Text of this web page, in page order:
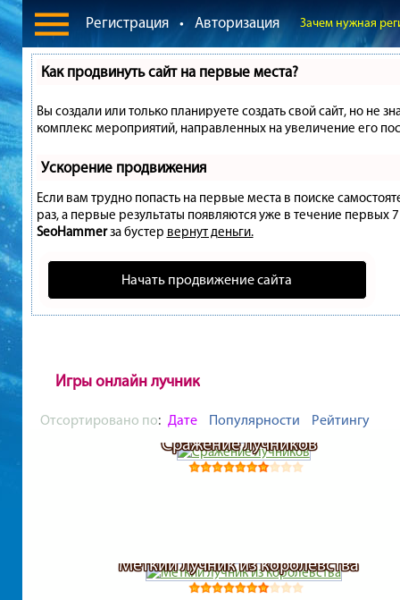
Регистрация • Авторизация Зачем нужная
Как продвинуть сайт на первые места?
Вы создали или только планируете создать свой сайт, но не
комплекс мероприятий, направленных на увеличение его
Ускорение продвижения
Если вам трудно попасть на первые места в поиске
раз, а первые результаты появляются уже в течение первых
SeoHammerза бустер вернут деньги.
Начать продвижение сайта
Игры онлайн лучник
Отсортировано по: Дате Популярности Рейтингу
Сражение лучников
Меткий лучник из королевства